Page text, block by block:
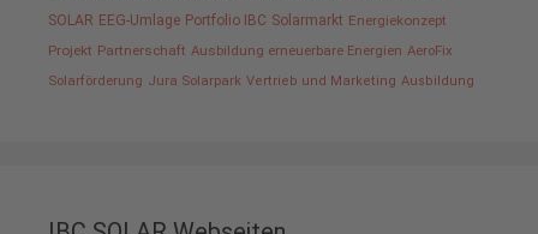
SOLAR EEG-Umlage Portfolio IBC Solarmarkt Energiekonzept
Projekt Partnerschaft Ausbildung erneuerbare Energien AeroFix
Solarförderung Jura Solarpark Vertrieb und Marketing Ausbildung